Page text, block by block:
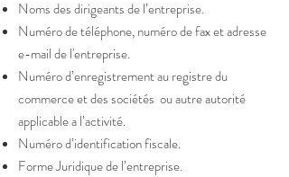
Noms des dirigeants de l’entreprise.
Numéro de téléphone, numéro de fax et adresse
e-mail de l'entreprise.
Numéro d’enregistrement au registre du
commerce et des sociétés ou autre autorité
applicable a l’activité.
Numéro d’identification fiscale.
Forme Juridique de l’entreprise.